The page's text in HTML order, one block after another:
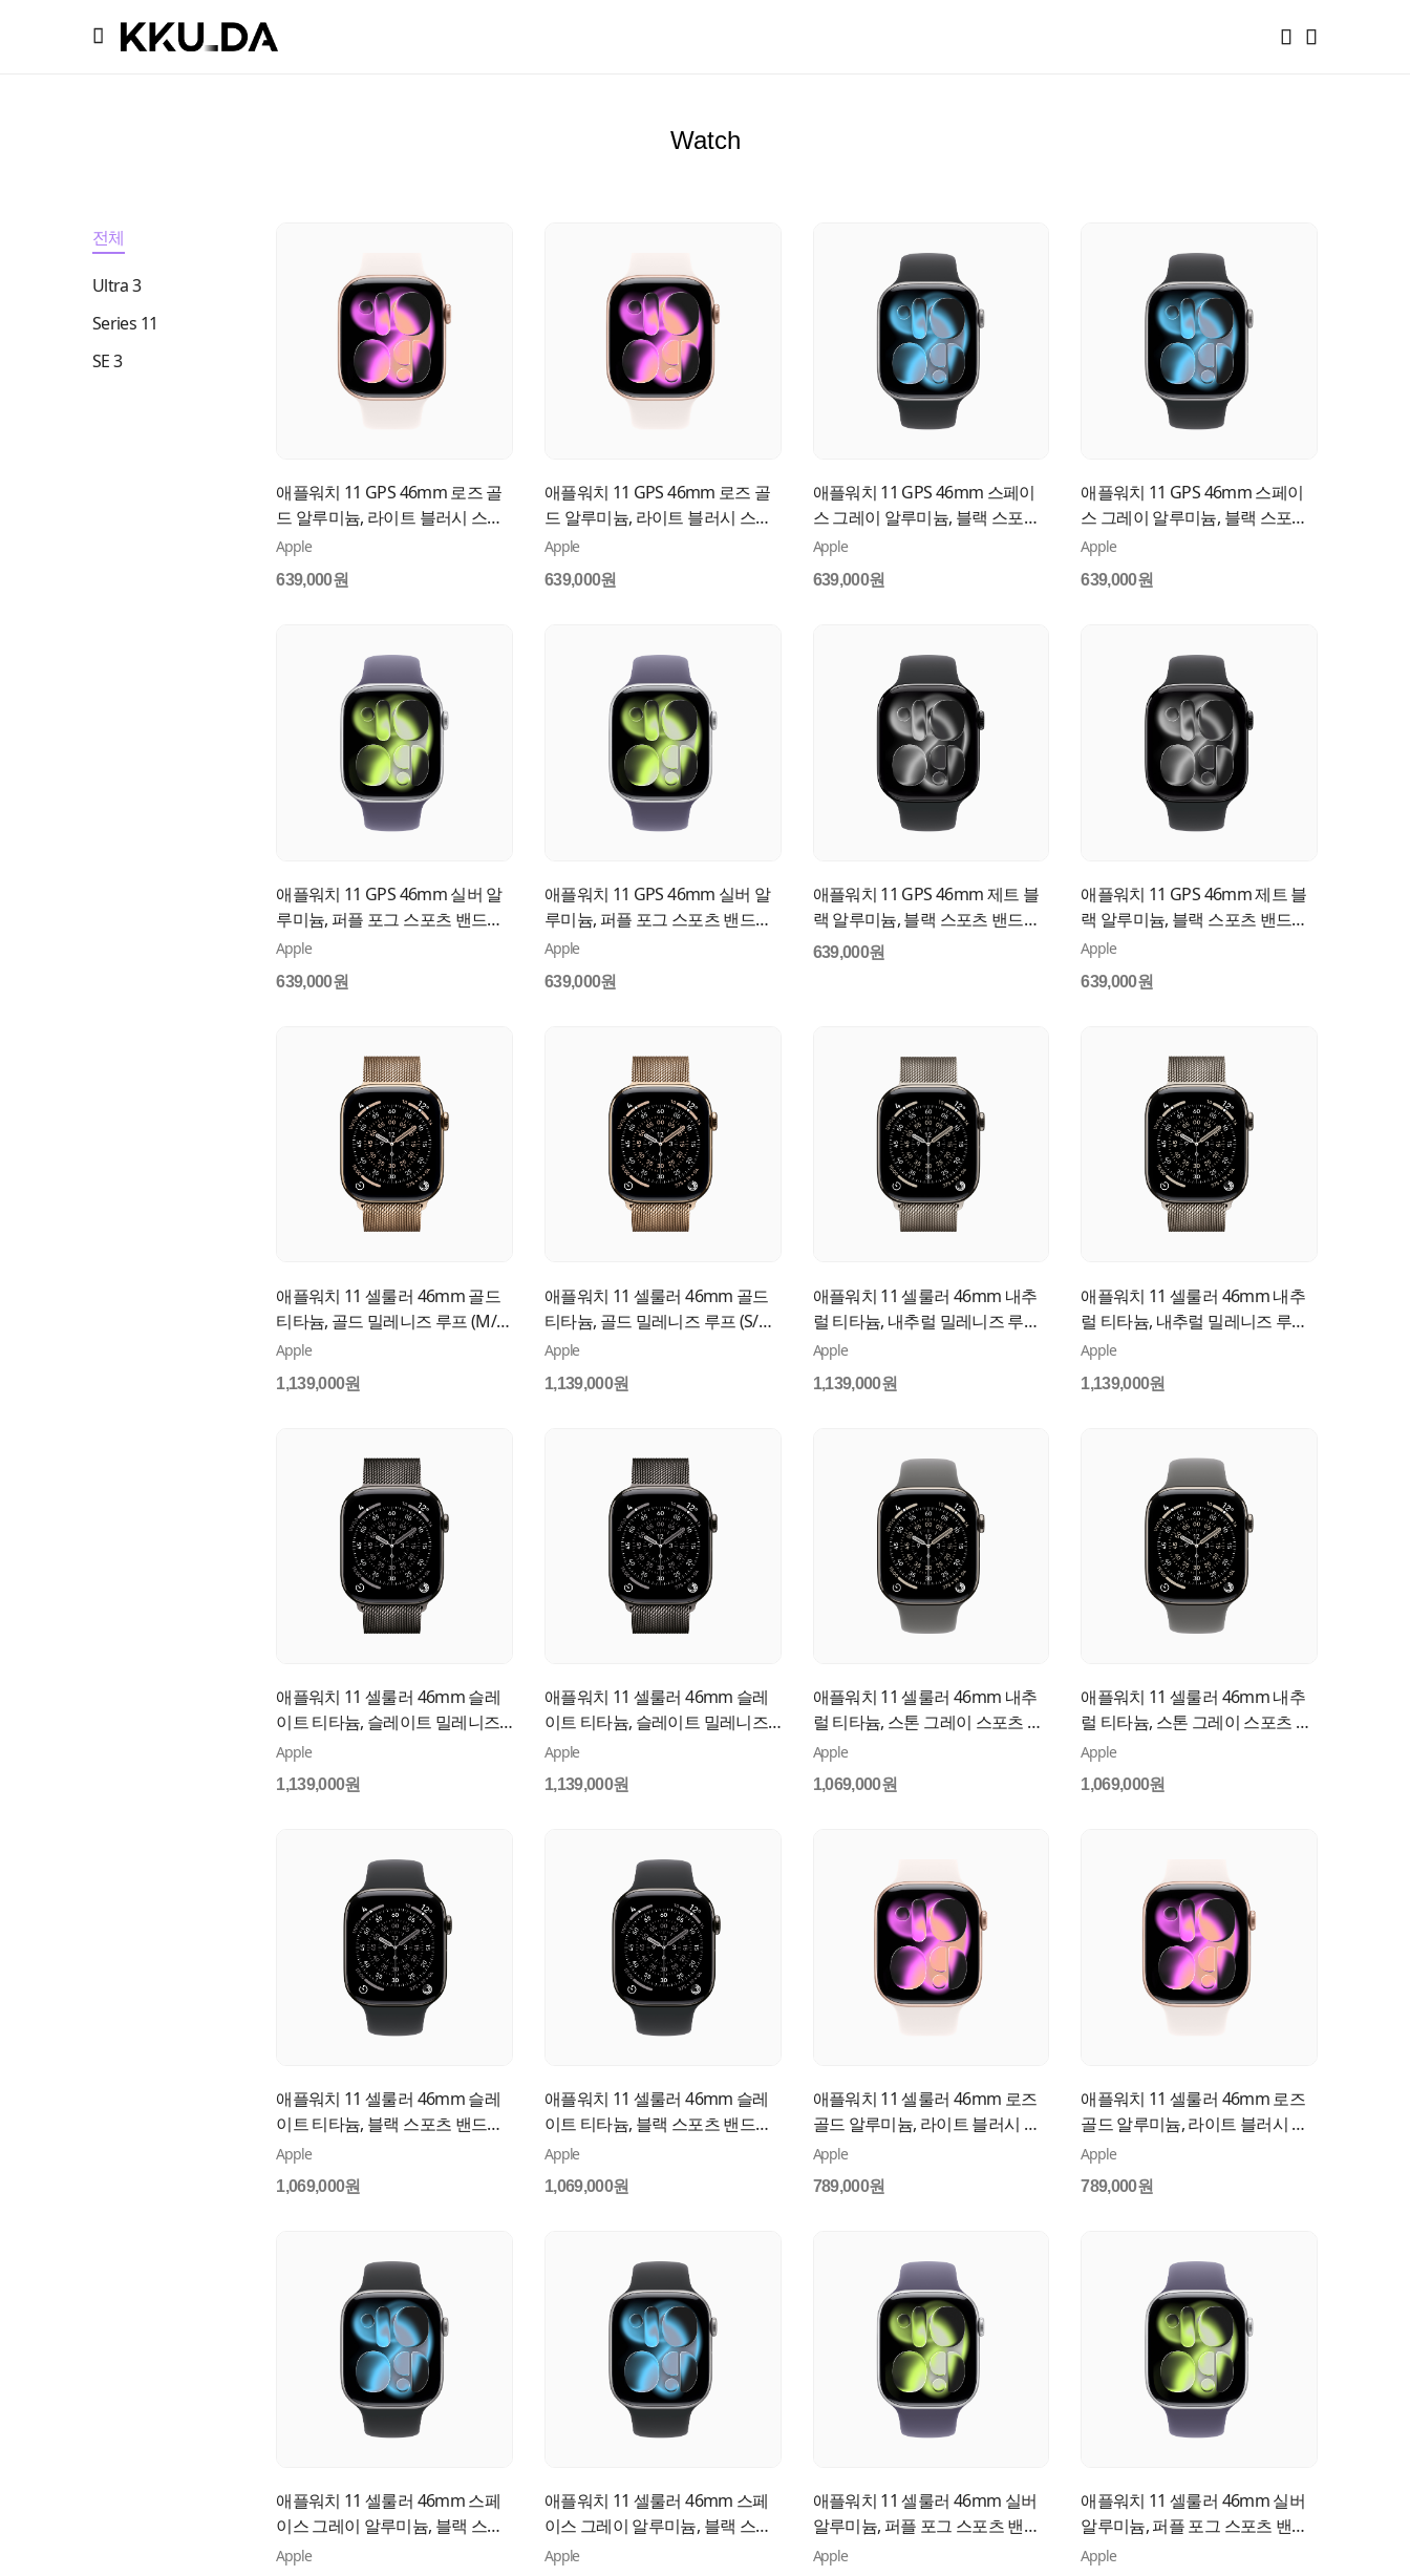
Watch
전체
Ultra 3
Series 11
SE 3
애플워치 11 GPS 46mm 로즈 골
드 알루미늄, 라이트 블러시 스포
츠 밴드 (M/L) MEV74KH/A
Apple
639,000원
애플워치 11 GPS 46mm 로즈 골
드 알루미늄, 라이트 블러시 스포
츠 밴드 (S/M) MEV64KH/A
Apple
639,000원
애플워치 11 GPS 46mm 스페이
스 그레이 알루미늄, 블랙 스포츠
밴드 (M/L) MEV44KH/A
Apple
639,000원
애플워치 11 GPS 46mm 스페이
스 그레이 알루미늄, 블랙 스포츠
밴드 (S/M) MEV04KH/A
Apple
639,000원
애플워치 11 GPS 46mm 실버 알
루미늄, 퍼플 포그 스포츠 밴드
(M/L) MEVA4KH/A
Apple
639,000원
애플워치 11 GPS 46mm 실버 알
루미늄, 퍼플 포그 스포츠 밴드
(S/M) MEV94KH/A
Apple
639,000원
애플워치 11 GPS 46mm 제트 블
랙 알루미늄, 블랙 스포츠 밴드
(M/L) MEUX4KH/A
639,000원
애플워치 11 GPS 46mm 제트 블
랙 알루미늄, 블랙 스포츠 밴드
(S/M) MEUW4KH/A
Apple
639,000원
애플워치 11 셀룰러 46mm 골드
티타늄, 골드 밀레니즈 루프 (M/L)
MFD84KH/A
Apple
1,139,000원
애플워치 11 셀룰러 46mm 골드
티타늄, 골드 밀레니즈 루프 (S/M)
MFD74KH/A
Apple
1,139,000원
애플워치 11 셀룰러 46mm 내추
럴 티타늄, 내추럴 밀레니즈 루프
(M/L) MFD04KH/A
Apple
1,139,000원
애플워치 11 셀룰러 46mm 내추
럴 티타늄, 내추럴 밀레니즈 루프
(S/M) MFCY4KH/A
Apple
1,139,000원
애플워치 11 셀룰러 46mm 슬레
이트 티타늄, 슬레이트 밀레니즈
루프 (M/L) MFD44KH/A
Apple
1,139,000원
애플워치 11 셀룰러 46mm 슬레
이트 티타늄, 슬레이트 밀레니즈
루프 (S/M) MFD34KH/A
Apple
1,139,000원
애플워치 11 셀룰러 46mm 내추
럴 티타늄, 스톤 그레이 스포츠 밴
드 (M/L) MFCX4KH/A
Apple
1,069,000원
애플워치 11 셀룰러 46mm 내추
럴 티타늄, 스톤 그레이 스포츠 밴
드 (S/M) MFCW4KH/A
Apple
1,069,000원
애플워치 11 셀룰러 46mm 슬레
이트 티타늄, 블랙 스포츠 밴드
(M/L) MFD24KH/A
Apple
1,069,000원
애플워치 11 셀룰러 46mm 슬레
이트 티타늄, 블랙 스포츠 밴드
(S/M) MFD14KH/A
Apple
1,069,000원
애플워치 11 셀룰러 46mm 로즈
골드 알루미늄, 라이트 블러시 스
포츠 밴드 (M/L) MFCJ4KH/A
Apple
789,000원
애플워치 11 셀룰러 46mm 로즈
골드 알루미늄, 라이트 블러시 스
포츠 밴드 (S/M) MFCG4KH/A
Apple
789,000원
애플워치 11 셀룰러 46mm 스페
이스 그레이 알루미늄, 블랙 스포
츠 밴드 (M/L) MFCA4KH/A
Apple
애플워치 11 셀룰러 46mm 스페
이스 그레이 알루미늄, 블랙 스포
츠 밴드 (S/M) MFC94KH/A
Apple
애플워치 11 셀룰러 46mm 실버
알루미늄, 퍼플 포그 스포츠 밴드
(M/L) MFCR4KH/A
Apple
애플워치 11 셀룰러 46mm 실버
알루미늄, 퍼플 포그 스포츠 밴드
(S/M) MFCP4KH/A
Apple